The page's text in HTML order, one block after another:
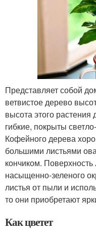
Представляет собой
ветвистое дерево
высота этого растения
гибкие, покрыты
Кофейного дерева
большими листьями
кончиком.
насыщенно-зеленого
листья от пыли и
то они приобретают
Как цветет